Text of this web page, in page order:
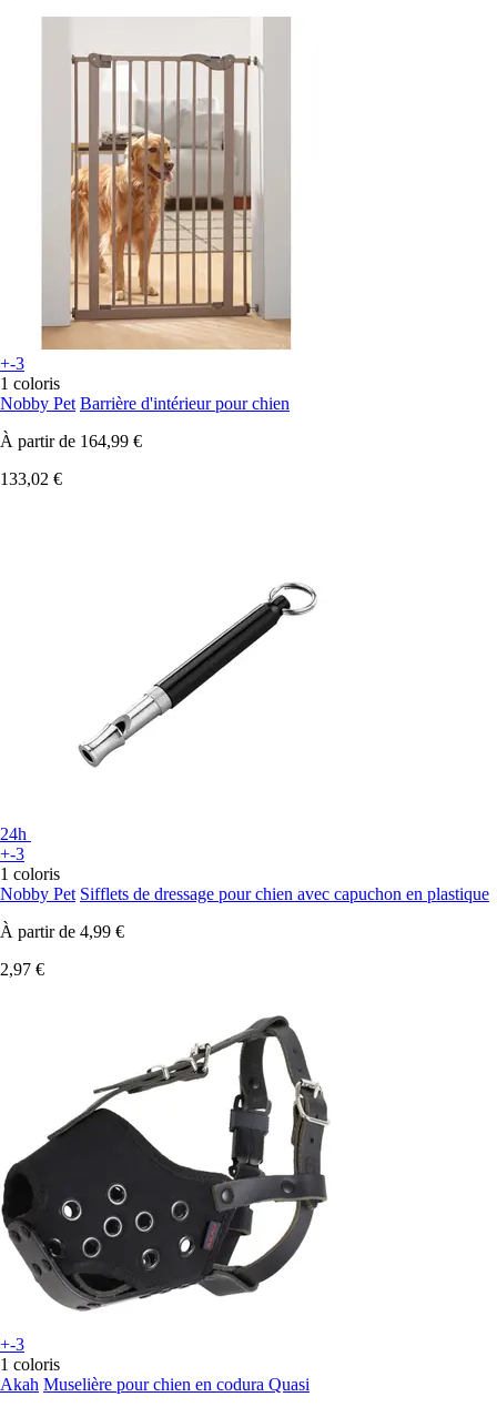
+-3
1 coloris
Nobby Pet Barrière d'intérieur pour chien
À partir de 164,99 €
133,02 €
24h
+-3
1 coloris
Nobby Pet Sifflets de dressage pour chien avec capuchon en plastique
À partir de 4,99 €
2,97 €
+-3
1 coloris
Akah Muselière pour chien en codura Quasi